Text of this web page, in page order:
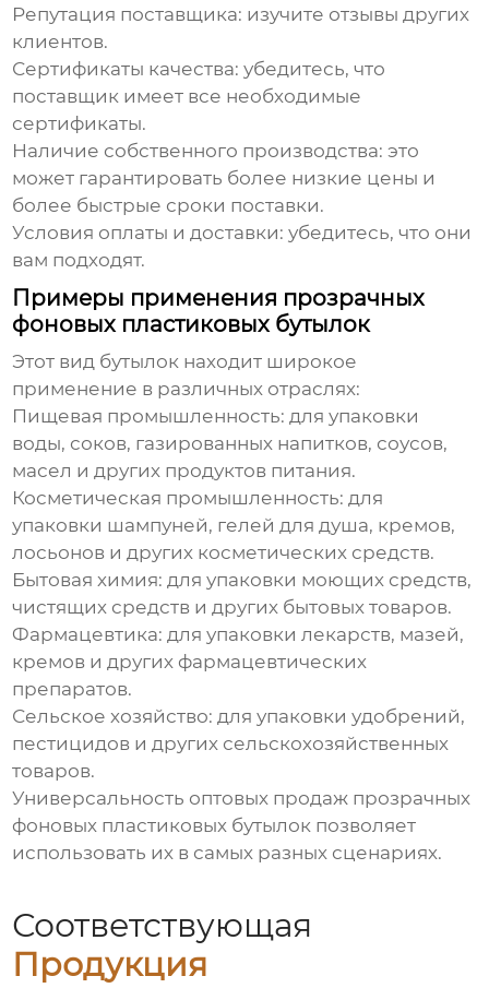
Репутация поставщика: изучите отзывы других
клиентов.
Сертификаты качества: убедитесь, что
поставщик имеет все необходимые
сертификаты.
Наличие собственного производства: это
может гарантировать более низкие цены и
более быстрые сроки поставки.
Условия оплаты и доставки: убедитесь, что они
вам подходят.
Примеры применения прозрачных
фоновых пластиковых бутылок
Этот вид бутылок находит широкое
применение в различных отраслях:
Пищевая промышленность: для упаковки
воды, соков, газированных напитков, соусов,
масел и других продуктов питания.
Косметическая промышленность: для
упаковки шампуней, гелей для душа, кремов,
лосьонов и других косметических средств.
Бытовая химия: для упаковки моющих средств,
чистящих средств и других бытовых товаров.
Фармацевтика: для упаковки лекарств, мазей,
кремов и других фармацевтических
препаратов.
Сельское хозяйство: для упаковки удобрений,
пестицидов и других сельскохозяйственных
товаров.
Универсальность оптовых продаж прозрачных
фоновых пластиковых бутылок позволяет
использовать их в самых разных сценариях.
Соответствующая
Продукция